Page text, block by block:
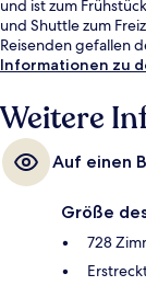
und ist zum
und Shuttle zum
Reisenden gefallen
Informationen zu
Weitere
Auf einen
Größe
728